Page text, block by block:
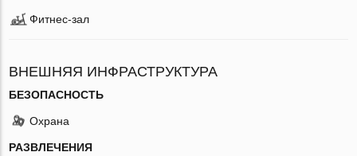
Фитнес-зал
ВНЕШНЯЯ ИНФРАСТРУКТУРА
БЕЗОПАСНОСТЬ
Охрана
РАЗВЛЕЧЕНИЯ